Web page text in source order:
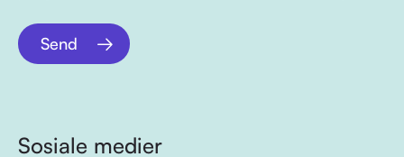
Send
Sosiale medier